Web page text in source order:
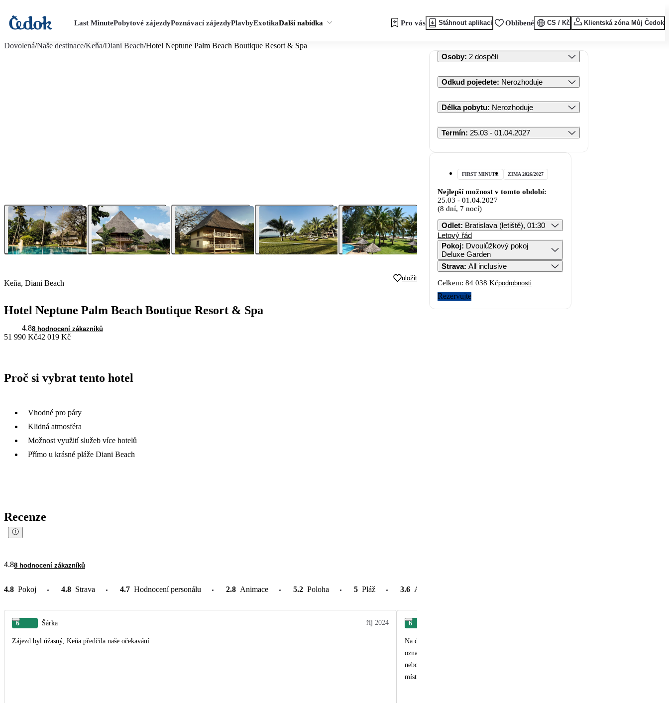
Last MinutePobytové zájezdyPoznávací zájezdyPlavbyExotikaDalší nabídka Pro vás Stáhnout aplikaci Oblíbené CS / Kč Klientská zóna Můj Čedok
Dovolená/Naše destinace/Keňa/Diani Beach/Hotel Neptune Palm Beach Boutique Resort & Spa
Keňa, Diani Beach
uložit
Hotel Neptune Palm Beach Boutique Resort & Spa
4.88 hodnocení zákazníků
51 990 Kč42 019 Kč
Proč si vybrat tento hotel
Vhodné pro páry
Klidná atmosféra
Možnost využití služeb více hotelů
Přímo u krásné pláže Diani Beach
Recenze
4.88 hodnocení zákazníků
4.8 Pokoj 4.8 Strava 4.7 Hodnocení personálu 2.8 Animace 5.2 Poloha 5 Pláž 3.6 Atrakce v okolí
6 Šárka říj 2024
Zájezd byl úžasný, Keňa předčila naše očekavání
6
Na dovolenou jsem jela s dcerou. Obě jsem byly velmi spokojené. Velký podíl na naší
označených odpovědí, měla delegátka sl. Petra Helebrantová její kolega Tomáš (omlouvám se, pokud jsem neuvedla příjmení správně
nebo vůbec. Ale určitě lze bez problémů dohledat příjmení těchto vašich delegátů). Oba
místních poměrů a kultury. Dovolená pro nás byla prostě úchvatná.
Osoby: 2 dospělí
Odkud pojedete: Nerozhoduje
Délka pobytu: Nerozhoduje
Termín: 25.03 - 01.04.2027
FIRST MINUTE ZIMA 2026/2027
Nejlepší možnost v tomto období:
25.03 - 01.04.2027
(8 dní, 7 nocí)
Odlet: Bratislava (letiště), 01:30
Letový řád
Pokoj: Dvoulůžkový pokoj
Deluxe Garden
Strava: All inclusive
Celkem: 84 038 Kčpodrobnosti
Rezervujte